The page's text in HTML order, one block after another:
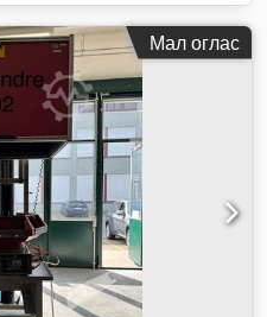
Мал оглас